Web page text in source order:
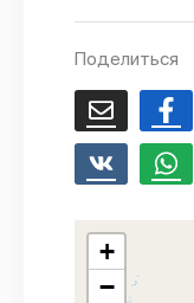
Поделиться
+
−